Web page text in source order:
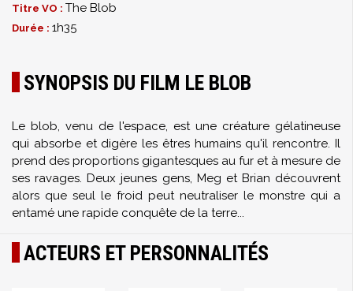
Titre VO : The Blob
Durée : 1h35
SYNOPSIS DU FILM LE BLOB
Le blob, venu de l'espace, est une créature gélatineuse
qui absorbe et digère les êtres humains qu'il rencontre. Il
prend des proportions gigantesques au fur et à mesure de
ses ravages. Deux jeunes gens, Meg et Brian découvrent
alors que seul le froid peut neutraliser le monstre qui a
entamé une rapide conquête de la terre...
ACTEURS ET PERSONNALITÉS